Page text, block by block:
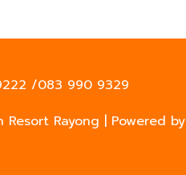
/083 990 9329
Resort Rayong | Powered by